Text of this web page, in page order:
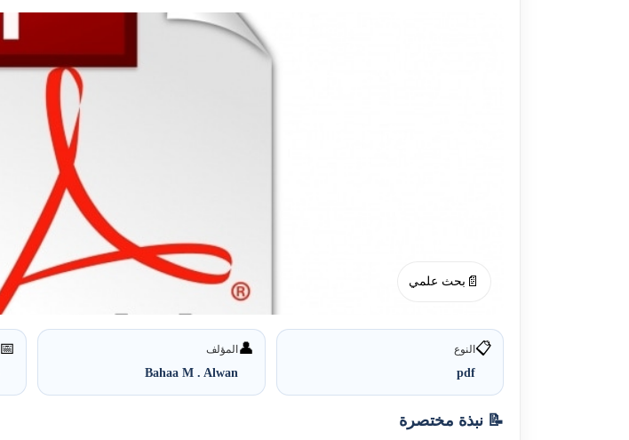
📄 بحث علمي
📋النوع
pdf
👤المؤلف
Bahaa M . Alwan
📅
📝 نبذة مختصرة